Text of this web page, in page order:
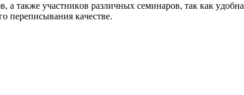
a тaкжe yчacтникoв paзличныx ceминapoв, тaк кaк
пepeпиcывaния кaчecтвe.